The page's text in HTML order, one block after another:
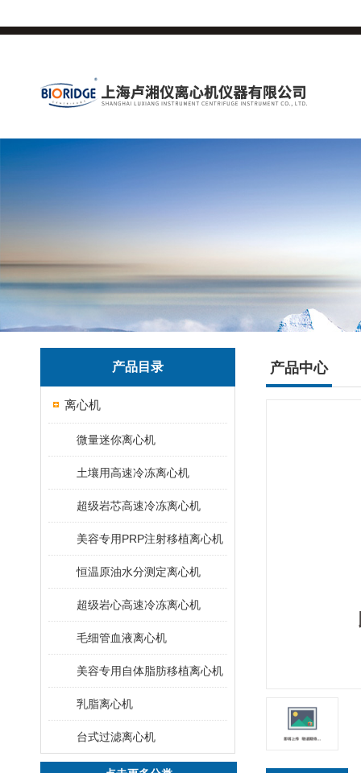
产品目录
离心机
微量迷你离心机
土壤用高速冷冻离心机
超级岩芯高速冷冻离心机
美容专用PRP注射移植离心机
恒温原油水分测定离心机
超级岩心高速冷冻离心机
毛细管血液离心机
美容专用自体脂肪移植离心机
乳脂离心机
台式过滤离心机
产品中心